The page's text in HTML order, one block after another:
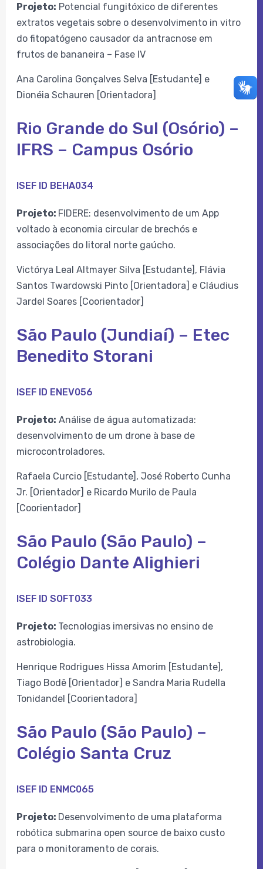
Projeto: Potencial fungitóxico de diferentes
extratos vegetais sobre o desenvolvimento in vitro
do fitopatógeno causador da antracnose em
frutos de bananeira – Fase IV
Ana Carolina Gonçalves Selva [Estudante] e
Dionéia Schauren [Orientadora]
Rio Grande do Sul (Osório) –
IFRS – Campus Osório
ISEF ID BEHA034
Projeto: FIDERE: desenvolvimento de um App
voltado à economia circular de brechós e
associações do litoral norte gaúcho.
Victórya Leal Altmayer Silva [Estudante], Flávia
Santos Twardowski Pinto [Orientadora] e Cláudius
Jardel Soares [Coorientador]
São Paulo (Jundiaí) – Etec
Benedito Storani
ISEF ID ENEV056
Projeto: Análise de água automatizada:
desenvolvimento de um drone à base de
microcontroladores.
Rafaela Curcio [Estudante], José Roberto Cunha
Jr. [Orientador] e Ricardo Murilo de Paula
[Coorientador]
São Paulo (São Paulo) –
Colégio Dante Alighieri
ISEF ID SOFT033
Projeto: Tecnologias imersivas no ensino de
astrobiologia.
Henrique Rodrigues Hissa Amorim [Estudante],
Tiago Bodê [Orientador] e Sandra Maria Rudella
Tonidandel [Coorientadora]
São Paulo (São Paulo) –
Colégio Santa Cruz
ISEF ID ENMC065
Projeto: Desenvolvimento de uma plataforma
robótica submarina open source de baixo custo
para o monitoramento de corais.